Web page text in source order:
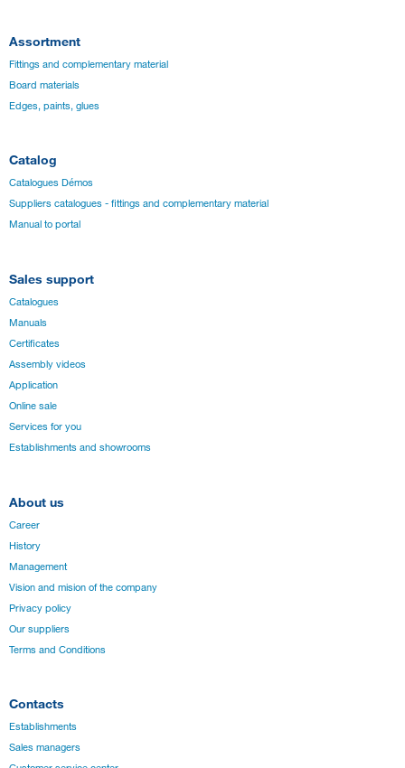
Assortment
Fittings and complementary material
Board materials
Edges, paints, glues
Catalog
Catalogues Démos
Suppliers catalogues - fittings and complementary material
Manual to portal
Sales support
Catalogues
Manuals
Certificates
Assembly videos
Application
Online sale
Services for you
Establishments and showrooms
About us
Career
History
Management
Vision and mision of the company
Privacy policy
Our suppliers
Terms and Conditions
Contacts
Establishments
Sales managers